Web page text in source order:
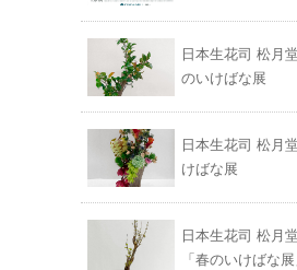
日本生花司 松月
のいけばな展
日本生花司 松月
けばな展
日本生花司 松月
「春のいけばな展